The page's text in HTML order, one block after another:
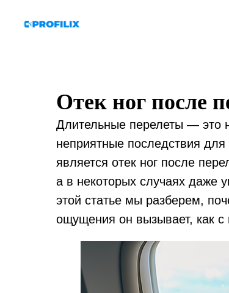
Отек ног после
Длительные перелеты — это
неприятные последствия
является отек ног после
а в некоторых случаях даже
этой статье мы разберем,
ощущения он вызывает, как с